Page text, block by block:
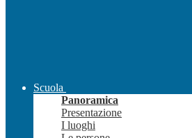
Scuola
Panoramica
Presentazione
I luoghi